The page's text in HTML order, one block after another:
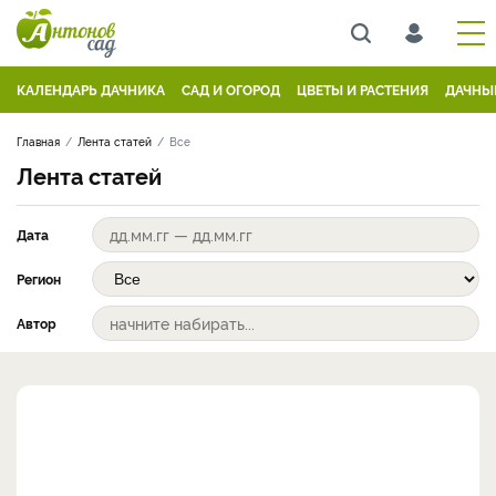
КАЛЕНДАРЬ ДАЧНИКА САД И ОГОРОД ЦВЕТЫ И РАСТЕНИЯ
Главная Лента статей Все
Лента статей
Дата
Регион
Автор